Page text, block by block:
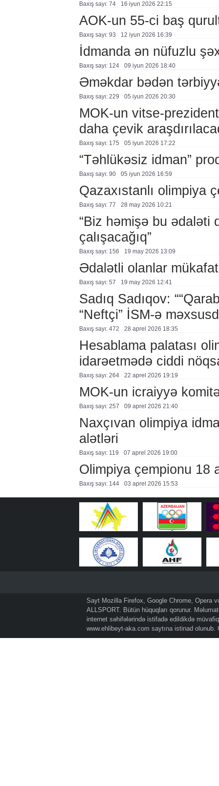
Baxış sayı: 74 16 i̇yun 2026 22:15
AOK-un 55-ci baş
Baxış sayı: 93 12 i̇yun 2026 16:39
İdmanda ən nüfuzlu
Baxış sayı: 124 09 i̇yun 2026 18:40
Əməkdar bədən
Baxış sayı: 229 05 i̇yun 2026 20:30
MOK-un vitse-
daha çevik
Baxış sayı: 175 05 i̇yun 2026 17:22
“Təhlükəsiz idman”
Baxış sayı: 90 05 i̇yun 2026 16:59
Qazaxıstanlı olimpiya
Baxış sayı: 77 28 may 2026 10:21
“Biz həmişə bu ədaləti
çalışacağıq”
Baxış sayı: 156 19 may 2026 13:09
Ədalətli olanlar
Baxış sayı: 57 19 may 2026 12:41
Sadıq Sadıqov:
“Neftçi” İSM-ə
Baxış sayı: 472 28 aprel 2026 18:35
Hesablama palatası
idarəetmədə ciddi
Baxış sayı: 264 22 aprel 2026 19:19
MOK-un icraiyyə
Baxış sayı: 257 09 aprel 2026 21:40
Naxçıvan olimpiya
alətləri
Baxış sayı: 119 07 aprel 2026 19:00
Olimpiya çempionu 18
Baxış sayı: 144 03 aprel 2026 15:53
Sayt Mozilla Firefox, Google Chrome, Opera
ALLSPORT. Bütün hüquqları qorunur.
internet səhifələrində istifadə edildikdə
www.ehlibeyt-aka.com saytına istinad olunub.